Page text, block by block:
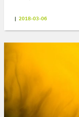
| 2018-03-06